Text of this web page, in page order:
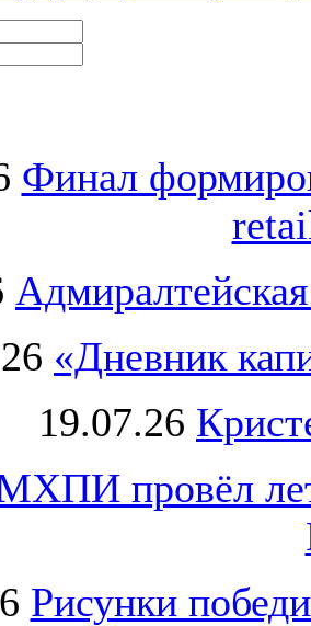
Финал
«Дневник
19.07.26
провёл
Рисунки